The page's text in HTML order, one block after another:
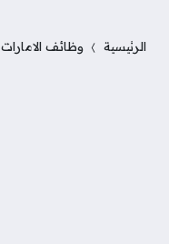
الرئيسية وظائف الامارات